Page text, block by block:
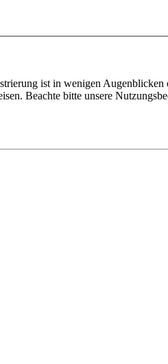
ist in wenigen
Beachte bitte unsere